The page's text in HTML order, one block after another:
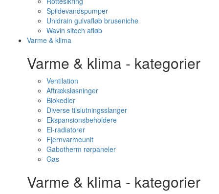
Spildevandspumper
Unidrain gulvafløb bruseniche
Wavin sitech afløb
Varme & klima
Varme & klima - kategorier
Ventilation
Aftræksløsninger
Biokedler
Diverse tilslutningsslanger
Ekspansionsbeholdere
El-radiatorer
Fjernvarmeunit
Gabotherm rørpaneler
Gas
Varme & klima - kategorier